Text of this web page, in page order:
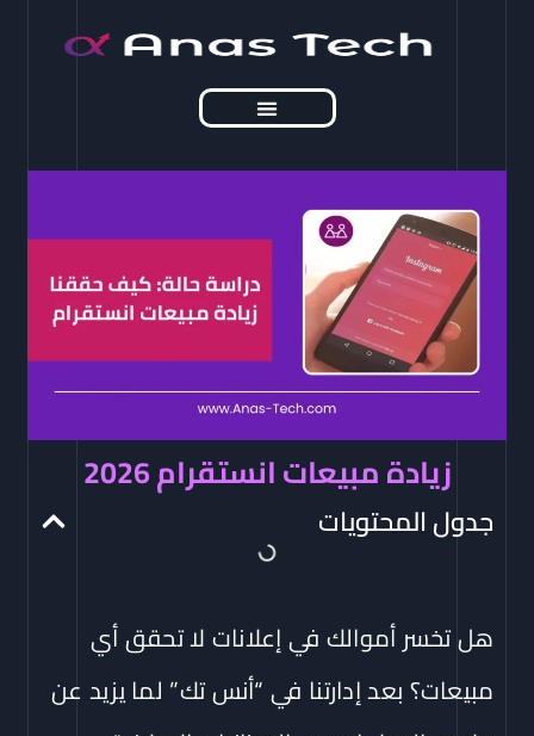
زيادة مبيعات انستقرام 2026
جدول المحتويات
هل تخسر أموالك في إعلانات لا تحقق أي
مبيعات؟ بعد إدارتنا في “أنس تك” لما يزيد عن